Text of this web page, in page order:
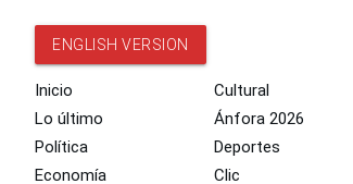
ENGLISH VERSION
Inicio
Lo último
Política
Economía
Cultural
Ánfora 2026
Deportes
Clic